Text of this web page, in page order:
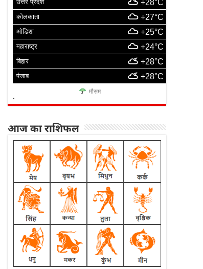
उत्तर प्रदेश +28°C
कोलकाता +27°C
ओडिशा +25°C
महाराष्ट्र +24°C
बिहार +28°C
पंजाब +28°C
मौसम
आज का राशिफल